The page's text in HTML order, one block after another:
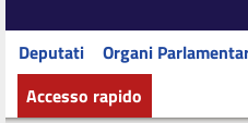
Deputati Organi
Accesso rapido